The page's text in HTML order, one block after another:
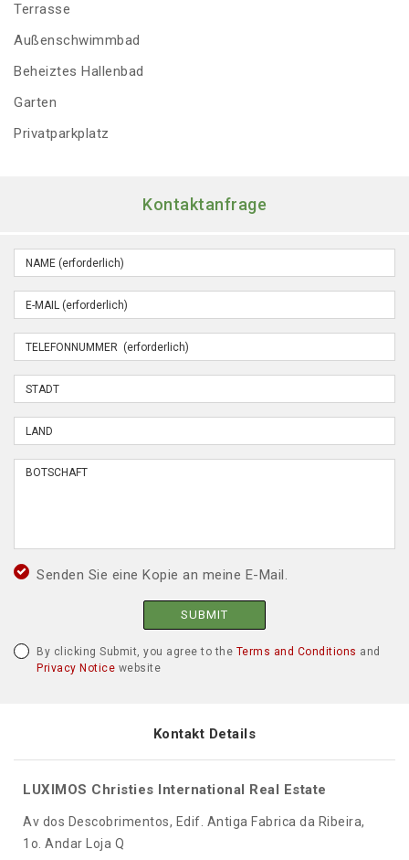
Terrasse
Außenschwimmbad
Beheiztes Hallenbad
Garten
Privatparkplatz
Kontaktanfrage
Senden Sie eine Kopie an meine E-Mail.
SUBMIT
By clicking Submit, you agree to the Terms and Conditions and
Privacy Notice website
Kontakt Details
LUXIMOS Christies International Real Estate
Av dos Descobrimentos, Edif. Antiga Fabrica da Ribeira,
1o. Andar Loja Q